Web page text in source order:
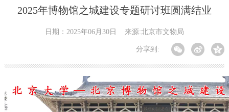
2025年博物馆之城建设专题研讨班圆满结业
日期：2025年06月30日 来源:北京市文物局
分享到: